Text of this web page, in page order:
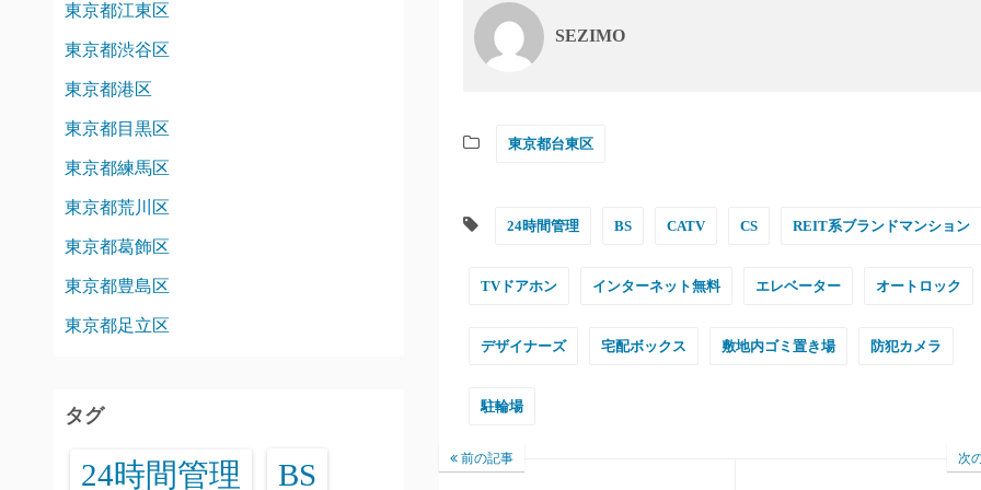
SEZIMO
東京都台東区
24時間管理 BS CATV CS REIT系ブランドマンション
TVドアホン インターネット無料 エレベーター オートロック
デザイナーズ 宅配ボックス 敷地内ゴミ置き場 防犯カメラ
駐輪場
前の記事 次
東京都江東区
東京都渋谷区
東京都港区
東京都目黒区
東京都練馬区
東京都荒川区
東京都葛飾区
東京都豊島区
東京都足立区
タグ
24時間管理 BS